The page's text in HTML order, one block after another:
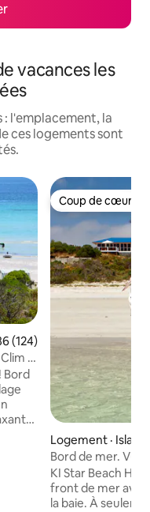
vacances les
: l'emplacement, la
ces logements sont
moyenne de 4,86 sur 5,
(124)
*
Bord
Coup de cœur
Coup de cœur
Logement · Island
Bord de mer.
Kayaks. Panier
KI Star Beach
front de mer
la baie. À